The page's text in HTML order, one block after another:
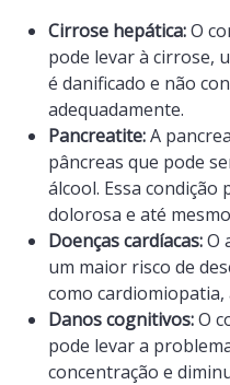
Cirrose hepática:O
pode levar à cirrose,
é danificado e não
adequadamente.
Pancreatite:A
pâncreas que pode
álcool. Essa
dolorosa e até
Doenças cardíacas:O
um maior risco de
como
Danos cognitivos:O
pode levar a
concentração e